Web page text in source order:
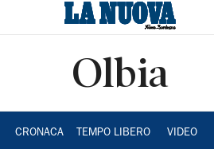
Olbia
CRONACA TEMPO LIBERO VIDEO